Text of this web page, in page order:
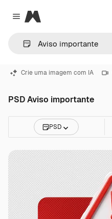
Close menu
Magnific
Crie uma imagem com IA
PSD Aviso importante
PSD